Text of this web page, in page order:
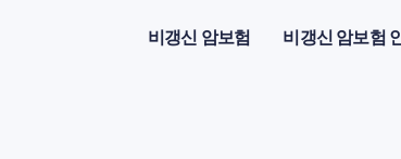
비갱신 암보험 비갱신 암보험